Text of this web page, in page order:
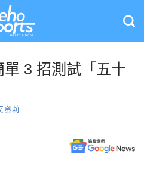
3 招測試「五十
蜜莉